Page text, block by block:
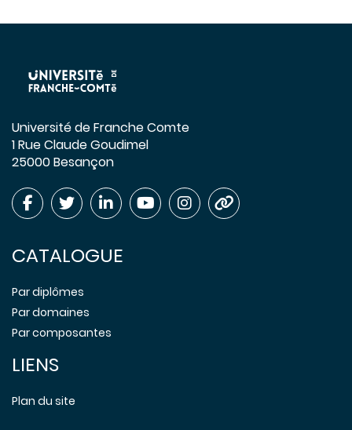
Université de Franche Comte
1 Rue Claude Goudimel
25000 Besançon
CATALOGUE
Par diplômes
Par domaines
Par composantes
LIENS
Plan du site